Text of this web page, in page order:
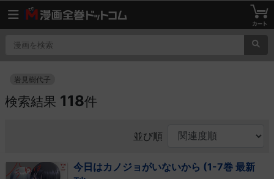
岩見樹代子
検索結果 118件
並び順
今日はカノジョがいないから (1-7巻 最新